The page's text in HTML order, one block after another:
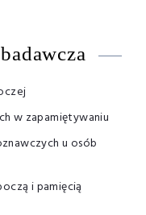
w zapamiętywaniu
u osób
i pamięcią